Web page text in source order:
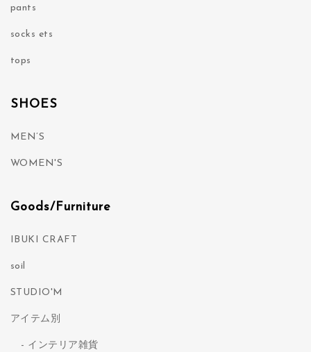
pants
socks ets
tops
SHOES
MEN’S
WOMEN'S
Goods/Furniture
IBUKI CRAFT
soil
STUDIO'M
アイテム別
インテリア雑貨